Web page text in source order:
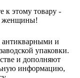
к этому товару -
женщины!
антикварными и
упаковки.
и дополняют
информацию,